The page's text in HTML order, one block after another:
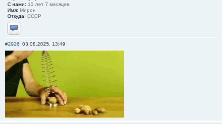
С нами: 13 лет 7 месяцев
Имя: Мирон
Откуда: СССР
Отправить личное сообщение
#2926 03.08.2025, 13:49